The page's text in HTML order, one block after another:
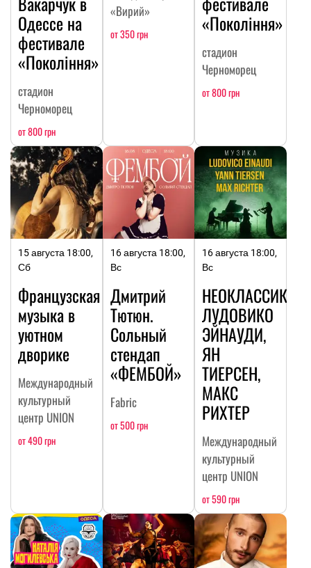
Одессе на
фестивале
«Покоління»
стадион
Черноморец
от 800 грн
«Вирий»
от 350 грн «Покоління»
стадион
Черноморец
от 800 грн
15 августа 18:00,
Сб
Французская
музыка в
уютном
дворике
Международный
культурный
центр UNION
от 490 грн
16 августа 18:00,
Вс
Дмитрий
Тютюн.
Сольный
стендап
«ФЕМБОЙ»
Fabric
от 500 грн
16 августа 18:00,
Вс
НЕОКЛАССИКА:
ЛУДОВИКО
ЭЙНАУДИ,
ЯН
ТИЕРСЕН,
МАКС
РИХТЕР
Международный
культурный
центр UNION
от 590 грн